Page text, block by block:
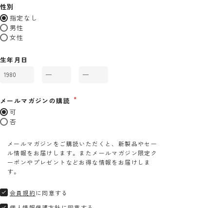
性別
指定なし
男性
女性
生年月日
メールマガジンの購読
可
否
メールマガジンをご購読いただくと、新製品やセー
ル情報をお届けします。またメールマガジン限定ク
ーポンやプレゼントなどお得な情報をお届けしま
す。
会員規約 に同意する